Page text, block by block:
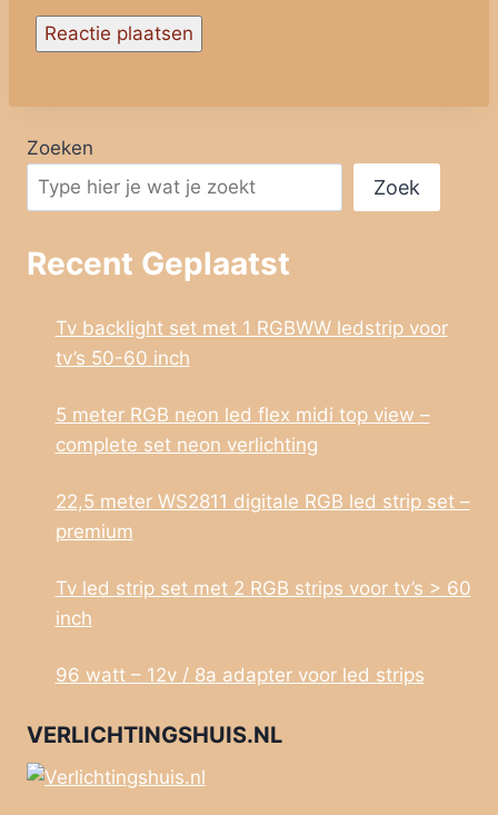
Zoeken
Zoek
Recent Geplaatst
Tv backlight set met 1 RGBWW ledstrip voor
tv’s 50-60 inch
5 meter RGB neon led flex midi top view –
complete set neon verlichting
22,5 meter WS2811 digitale RGB led strip set –
premium
Tv led strip set met 2 RGB strips voor tv’s > 60
inch
96 watt – 12v / 8a adapter voor led strips
VERLICHTINGSHUIS.NL